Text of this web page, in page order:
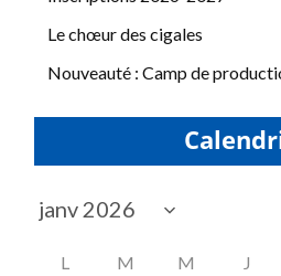
Le chœur des cigales
Nouveauté : Camp de
L M M J